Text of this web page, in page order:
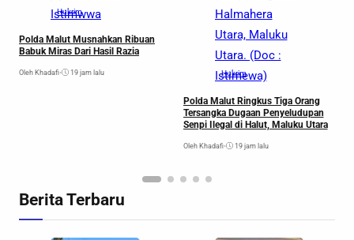
Istimwwa
Hukrim
Polda Malut Musnahkan Ribuan
Babuk Miras Dari Hasil Razia
Oleh Khadafi• 19 jam lalu
Halmahera
Utara, Maluku
Utara. (Doc :
Istimewa)
Hukrim
Polda Malut Ringkus Tiga Orang
Tersangka Dugaan Penyeludupan
Senpi Ilegal di Halut, Maluku Utara
Oleh Khadafi• 19 jam lalu
Berita Terbaru